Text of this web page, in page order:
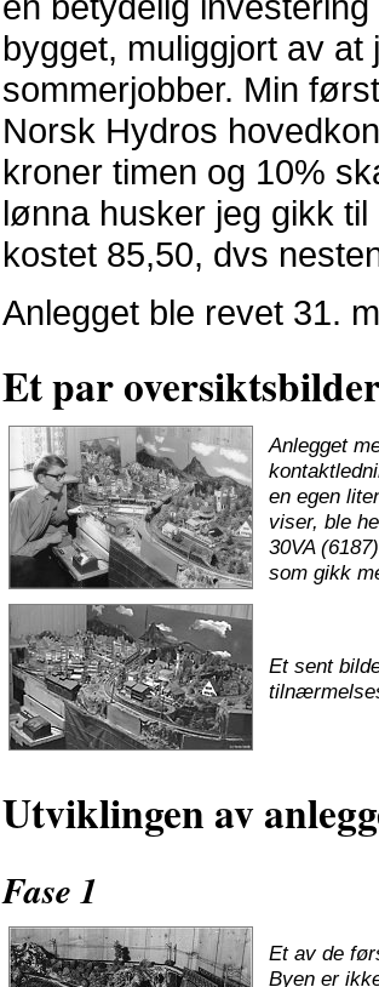
bygget, muliggjort av
sommerjobber. Min
Norsk Hydros
kroner timen og 10%
lønna husker jeg gikk
kostet 85,50, dvs
Anlegget ble revet 31.
Et par
Anlegget
en egen
viser, ble
30VA
som gikk
Et sent
Utviklingen av
Fase 1
Et av de
Byen er